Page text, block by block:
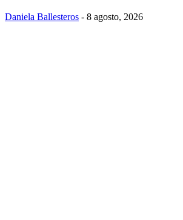
Daniela Ballesteros - 8 agosto, 2026